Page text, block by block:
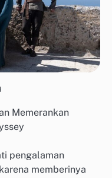
Memerankan
pengalaman
memberinya